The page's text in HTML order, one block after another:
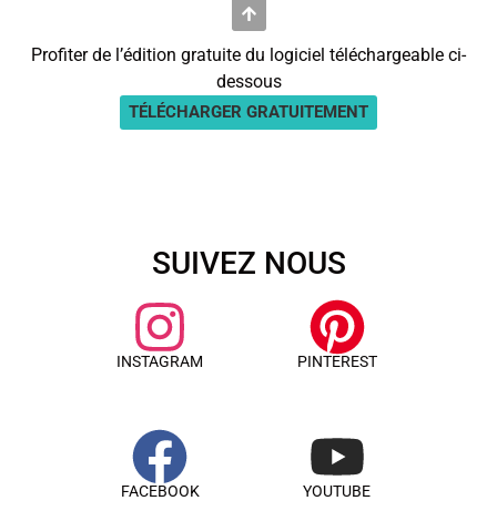
Profiter de l’édition gratuite du logiciel téléchargeable ci-
dessous
TÉLÉCHARGER GRATUITEMENT
SUIVEZ NOUS
INSTAGRAM
FACEBOOK
PINTEREST
YOUTUBE